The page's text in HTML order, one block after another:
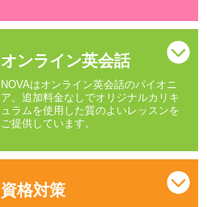
オンライン英会話
NOVAはオンライン英会話のパイオニ
ア。追加料金なしでオリジナルカリキ
ュラムを使用した質のよいレッスンを
ご提供しています。
資格対策